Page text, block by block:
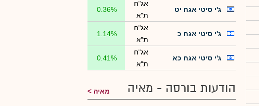
ג'י סיטי אגח יט
אג"ח
ת"א
0.36%
ג'י סיטי אגח כ
אג"ח
ת"א
1.14%
ג'י סיטי אגח כא
אג"ח
ת"א
0.41%
הודעות בורסה - מאיה מאיה